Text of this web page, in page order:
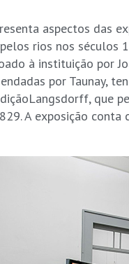
aspectos das
rios nos séculos
à instituição por
por Taunay,
que
A exposição conta